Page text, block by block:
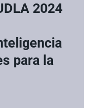
2024
para la